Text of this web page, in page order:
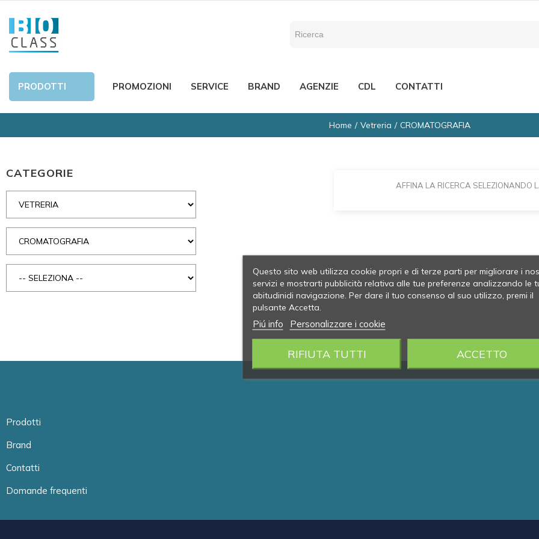
PRODOTTI PROMOZIONI SERVICE BRAND AGENZIE CDL CONTATTI
Home Vetreria CROMATOGRAFIA
CATEGORIE
AFFINA LA RICERCA SELEZIONANDO
Prodotti
Brand
Contatti
Domande frequenti
Questo sito web utilizza cookie propri e di terze parti per migliorare i
servizi e mostrarti pubblicità relativa alle tue preferenze analizzando le
abitudinidi navigazione. Per dare il tuo consenso al suo utilizzo, premi il
pulsante Accetta.
Piú info Personalizzare i cookie
RIFIUTA TUTTI ACCETTO